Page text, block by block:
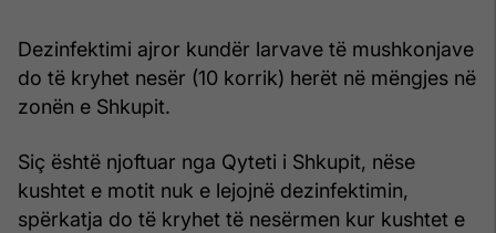
Dezinfektimi ajror kundër larvave të mushkonjave
do të kryhet nesër (10 korrik) herët në mëngjes në
zonën e Shkupit.
Siç është njoftuar nga Qyteti i Shkupit, nëse
kushtet e motit nuk e lejojnë dezinfektimin,
spërkatja do të kryhet të nesërmen kur kushtet e